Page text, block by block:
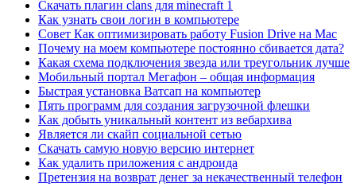
Скачать плагин clans для minecraft 1
Как узнать свои логин в компьютере
Совет Как оптимизировать работу Fusion Drive на Mac
Почему на моем компьютере постоянно сбивается дата?
Какая схема подключения звезда или треугольник лучше
Мобильный портал Мегафон – общая информация
Быстрая установка Ватсап на компьютер
Пять программ для создания загрузочной флешки
Как добыть уникальный контент из вебархива
Является ли скайп социальной сетью
Скачать самую новую версию интернет
Как удалить приложения с андроида
Претензия на возврат денег за некачественный телефон